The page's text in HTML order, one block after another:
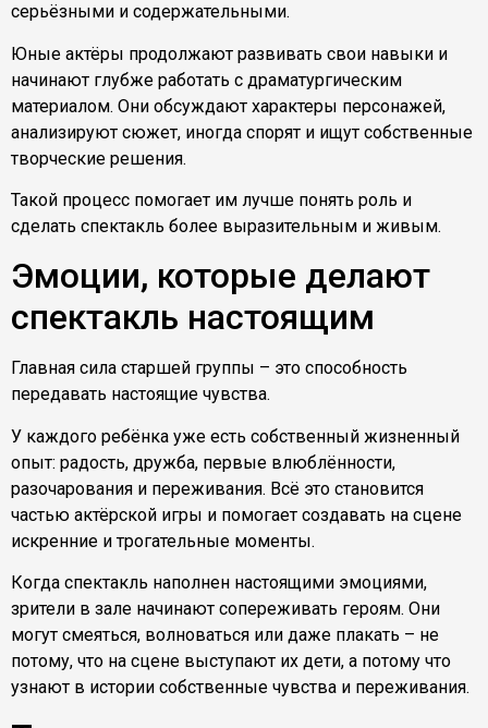
серьёзными и содержательными.
Юные актёры продолжают развивать свои навыки и
начинают глубже работать с драматургическим
материалом. Они обсуждают характеры персонажей,
анализируют сюжет, иногда спорят и ищут собственные
творческие решения.
Такой процесс помогает им лучше понять роль и
сделать спектакль более выразительным и живым.
Эмоции, которые делают
спектакль настоящим
Главная сила старшей группы – это способность
передавать настоящие чувства.
У каждого ребёнка уже есть собственный жизненный
опыт: радость, дружба, первые влюблённости,
разочарования и переживания. Всё это становится
частью актёрской игры и помогает создавать на сцене
искренние и трогательные моменты.
Когда спектакль наполнен настоящими эмоциями,
зрители в зале начинают сопереживать героям. Они
могут смеяться, волноваться или даже плакать – не
потому, что на сцене выступают их дети, а потому что
узнают в истории собственные чувства и переживания.